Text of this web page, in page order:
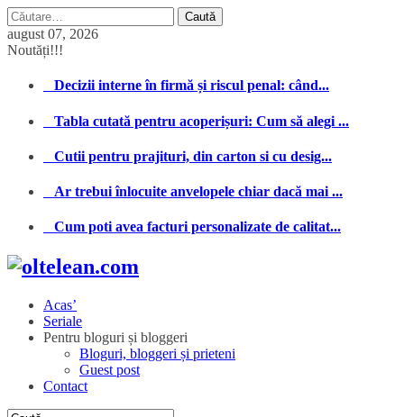
Caută
după:
august 07, 2026
Noutăți!!!
Decizii interne în firmă și riscul penal: când...
Tabla cutată pentru acoperișuri: Cum să alegi ...
Cutii pentru prajituri, din carton si cu desig...
Ar trebui înlocuite anvelopele chiar dacă mai ...
Cum poti avea facturi personalizate de calitat...
Acas’
Seriale
Pentru bloguri și bloggeri
Bloguri, bloggeri și prieteni
Guest post
Contact